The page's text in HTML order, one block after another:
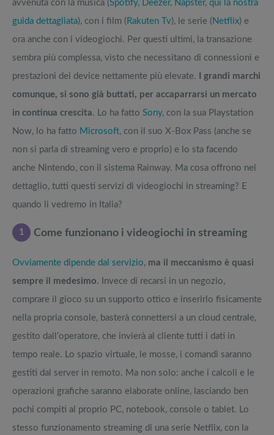
avvenuta con la musica (Spotify, Deezer, Napster, qui la nostra
guida dettagliata), con i film ( Rakuten Tv), le serie ( Netflix) e
ora anche con i videogiochi. Per questi ultimi, la transazione
sembra più complessa, visto che necessitano di connessioni e
prestazioni dei device nettamente più elevate.
I grandi marchi
comunque, si sono già buttati, per accaparrarsi un mercato
in continua crescita. Lo ha fatto Sony, con la sua Playstation
Now, lo ha fatto Microsoft, con il suo X-Box Pass (anche se
non si parla di streaming vero e proprio) e lo sta facendo
anche Nintendo, con il sistema Rainway. Ma cosa offrono nel
dettaglio, tutti questi servizi di videogiochi in streaming? E
quando li vedremo in Italia?
1 Come funzionano i videogiochi in streaming
Ovviamente dipende dal servizio, ma il meccanismo è quasi
sempre il medesimo. Invece di recarsi in un negozio,
comprare il gioco su un supporto ottico e inserirlo fisicamente
nella propria console, basterà connettersi a un cloud centrale,
gestito dall’operatore, che invierà al cliente tutti i dati in
tempo reale. Lo spazio virtuale, le mosse, i comandi saranno
gestiti dal server in remoto. Ma non solo: anche i calcoli e le
operazioni grafiche saranno elaborate online, lasciando ben
pochi compiti al proprio PC, notebook, console o tablet. Lo
stesso funzionamento streaming di una serie Netflix, con la